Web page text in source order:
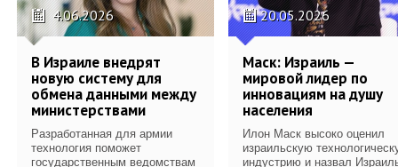
4.06.2026
В Израиле внедрят
новую систему для
обмена данными между
министерствами
Разработанная для армии
технология поможет
государственным ведомствам
20.05.2026
Маск: Израиль —
мировой лидер по
инновациям на душу
населения
Илон Маск высоко оценил
израильскую
индустрию и назвал